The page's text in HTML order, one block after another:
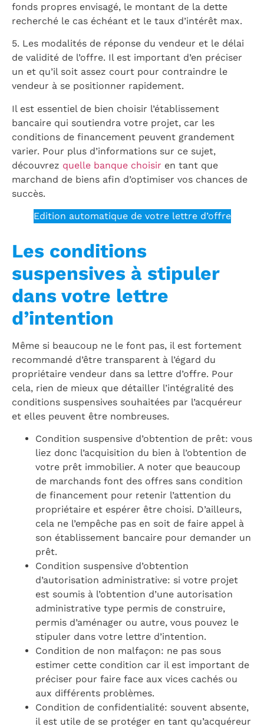
fonds propres envisagé, le montant de la dette
recherché le cas échéant et le taux d’intérêt max.
5. Les modalités de réponse du vendeur et le délai
de validité de l’offre. Il est important d’en préciser
un et qu’il soit assez court pour contraindre le
vendeur à se positionner rapidement.
Il est essentiel de bien choisir l’établissement
bancaire qui soutiendra votre projet, car les
conditions de financement peuvent grandement
varier. Pour plus d’informations sur ce sujet,
découvrez quelle banque choisir en tant que
marchand de biens afin d’optimiser vos chances de
succès.
Edition automatique de votre lettre d’offre
Les conditions
suspensives à stipuler
dans votre lettre
d’intention
Même si beaucoup ne le font pas, il est fortement
recommandé d’être transparent à l’égard du
propriétaire vendeur dans sa lettre d’offre. Pour
cela, rien de mieux que détailler l’intégralité des
conditions suspensives souhaitées par l’acquéreur
et elles peuvent être nombreuses.
Condition suspensive d’obtention de prêt: vous
liez donc l’acquisition du bien à l’obtention de
votre prêt immobilier. A noter que beaucoup
de marchands font des offres sans condition
de financement pour retenir l’attention du
propriétaire et espérer être choisi. D’ailleurs,
cela ne l’empêche pas en soit de faire appel à
son établissement bancaire pour demander un
prêt.
Condition suspensive d’obtention
d’autorisation administrative: si votre projet
est soumis à l’obtention d’une autorisation
administrative type permis de construire,
permis d’aménager ou autre, vous pouvez le
stipuler dans votre lettre d’intention.
Condition de non malfaçon: ne pas sous
estimer cette condition car il est important de
préciser pour faire face aux vices cachés ou
aux différents problèmes.
Condition de confidentialité: souvent absente,
il est utile de se protéger en tant qu’acquéreur